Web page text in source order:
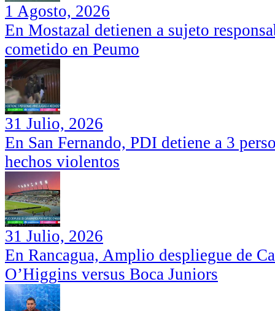
1 Agosto, 2026
En Mostazal detienen a sujeto
cometido en Peumo
31 Julio, 2026
En San Fernando, PDI detiene a 3
hechos violentos
31 Julio, 2026
En Rancagua, Amplio despliegue de
O’Higgins versus Boca Juniors